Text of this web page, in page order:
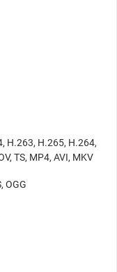
H.263, H.265, H.264,
TS, MP4, AVI, MKV
OGG